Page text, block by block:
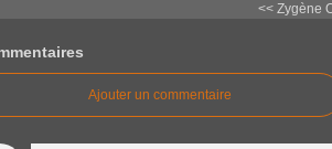
<< Zygène
Ajouter un commentaire